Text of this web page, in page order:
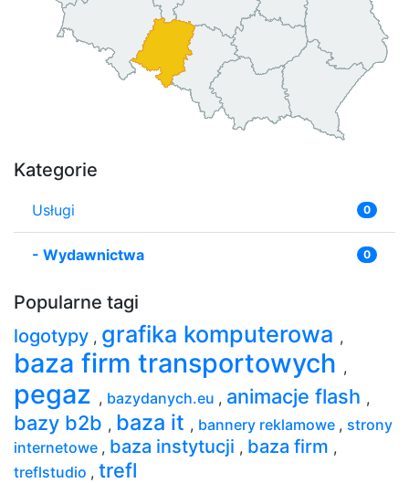
Kategorie
Usługi 0
- Wydawnictwa 0
Popularne tagi
logotypy , grafika komputerowa ,
baza firm transportowych ,
pegaz , bazydanych.eu , animacje flash ,
bazy b2b , baza it , bannery reklamowe , strony
internetowe , baza instytucji , baza firm ,
treflstudio , trefl